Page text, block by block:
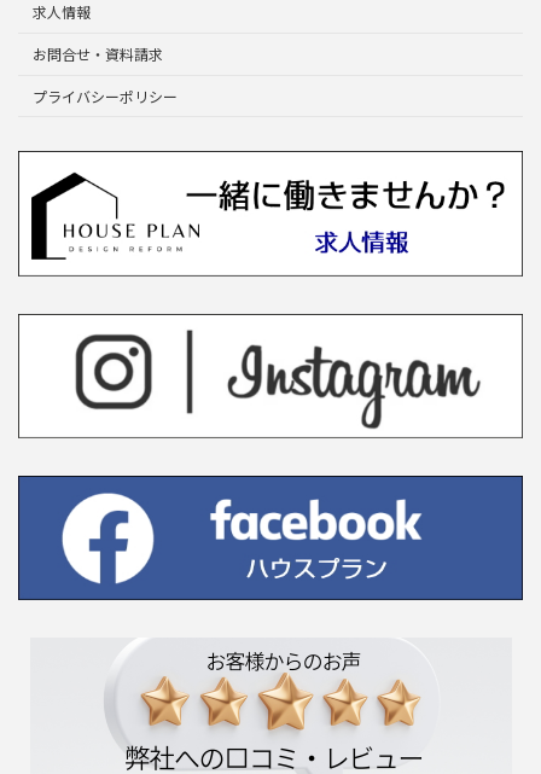
求人情報
お問合せ・資料請求
プライバシーポリシー